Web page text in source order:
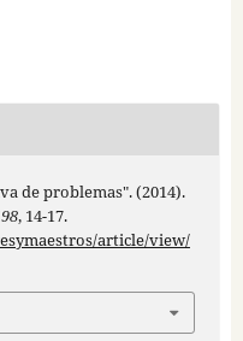
de problemas". (2014).
, 14-17.
article/view/